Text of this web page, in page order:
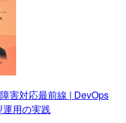
害対応最前線 | DevOps
用の実践